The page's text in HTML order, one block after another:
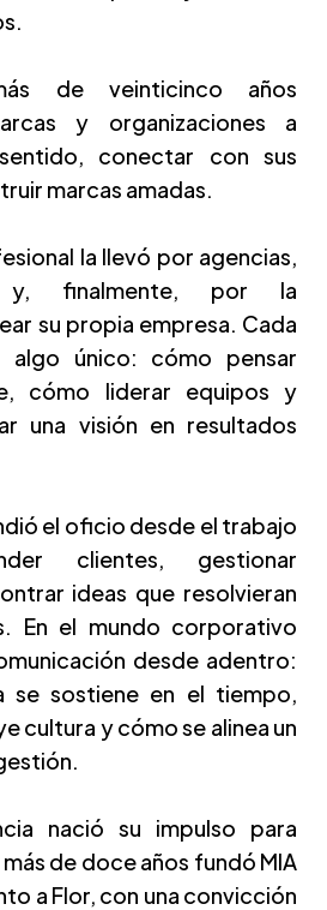
de veinticinco años
y organizaciones a
conectar con sus
marcas amadas.
la llevó por agencias,
y, finalmente, por la
su propia empresa. Cada
único: cómo pensar
cómo liderar equipos y
una visión en resultados
el oficio desde el trabajo
clientes, gestionar
ideas que resolvieran
En el mundo corporativo
desde adentro:
se sostiene en el tiempo,
cultura y cómo se alinea un
nació su impulso para
de doce años fundó MIA
a Flor, con una convicción